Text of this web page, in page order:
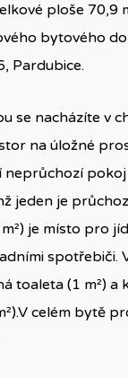
ploše 70,9
bytového
Pardubice.
se nacházíte v
na úložné
pokoj
jeden je
je místo pro
spotřebiči.
toaleta (1 m²) a
celém bytě